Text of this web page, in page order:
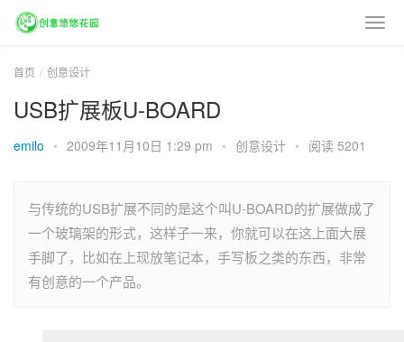
首页 创意设计
USB扩展板U-BOARD
emilo • 2009年11月10日 1:29 pm • 创意设计 • 阅读 5201
与传统的USB扩展不同的是这个叫U-BOARD的扩展做成了
一个玻璃架的形式，这样子一来，你就可以在这上面大展
手脚了，比如在上现放笔记本，手写板之类的东西，非常
有创意的一个产品。